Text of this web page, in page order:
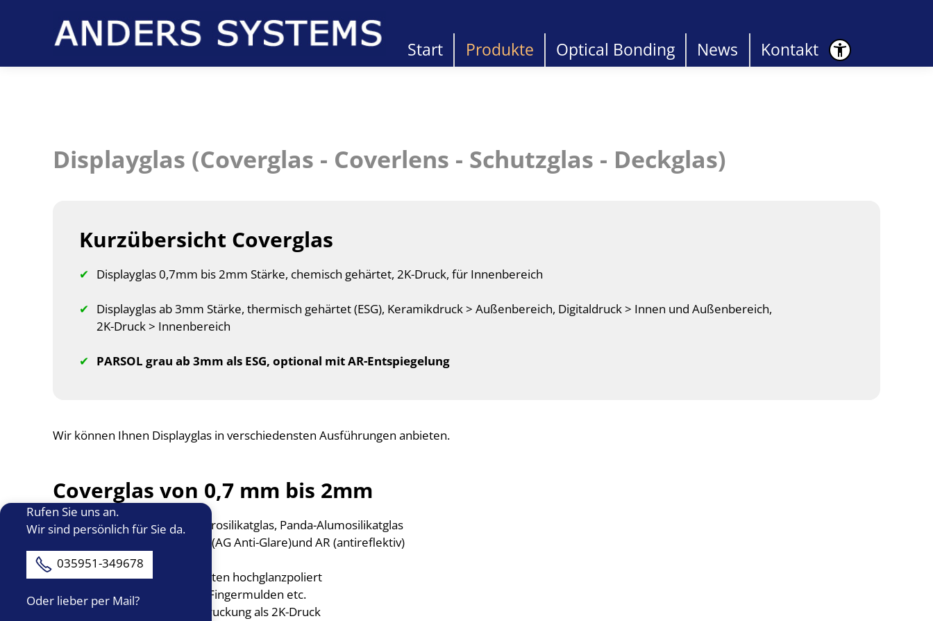
Start Produkte Optical Bonding News Kontakt
Displayglas (Coverglas - Coverlens - Schutzglas - Deckglas)
Kurzübersicht Coverglas
Displayglas 0,7mm bis 2mm Stärke, chemisch gehärtet, 2K-Druck, für Innenbereich
Displayglas ab 3mm Stärke, thermisch gehärtet (ESG), Keramikdruck > Außenbereich, Digitaldruck > Innen und Außenbereich,
2K-Druck > Innenbereich
PARSOL grau ab 3mm als ESG, optional mit AR-Entspiegelung
Wir können Ihnen Displayglas in verschiedensten Ausführungen anbieten.
Coverglas von 0,7 mm bis 2mm
als Weißglas, Aluminiumborosilikatglas, Panda-Alumosilikatglas
einseitig / beidseitig geätzt (AG Anti-Glare)und AR (antireflektiv)
chemisch gehärtet
optional Front-, Ecken-, Kanten hochglanzpoliert
Bohrungen, Durchbrüche, Fingermulden etc.
Einfarb- bis Mehrfarb- Bedruckung als 2K-Druck
Rufen Sie uns an.
Wir sind persönlich für Sie da.
035951-349678
Oder lieber per Mail?